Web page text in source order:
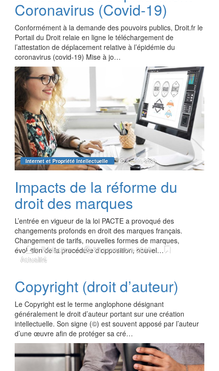
Coronavirus (Covid-19)
Conformément à la demande des pouvoirs publics, Droit.fr le
Portail du Droit relaie en ligne le téléchargement de
l’attestation de déplacement relative à l’épidémie du
coronavirus (covid-19) Mise à jo…
Internet et Propriété Intellectuelle 4 mars 2020
Impacts de la réforme du
droit des marques
L’entrée en vigueur de la loi PACTE a provoqué des
changements profonds en droit des marques français.
Changement de tarifs, nouvelles formes de marques,
évolution de la procédure d’opposition, nouvel…
la Rédaction
30 novembre 2019
Actualité
Copyright (droit d’auteur)
Le Copyright est le terme anglophone désignant
généralement le droit d’auteur portant sur une création
intellectuelle. Son signe (©) est souvent apposé par l’auteur
d’une œuvre afin de protéger sa cré…